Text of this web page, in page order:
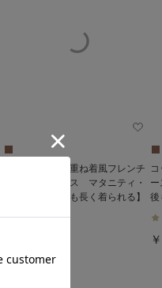
綿混スウェット重ね着風フレンチ
スリーブトップス マタニティ・
授乳服【出産後も長く着られる】
￥4,990税込
後